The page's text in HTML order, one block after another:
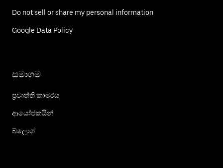
Do not sell or share my personal information
Google Data Policy
සමාගම
ප්‍රවෘත්ති කාමරය
ආයෝජකයින්
බ්ලොග්